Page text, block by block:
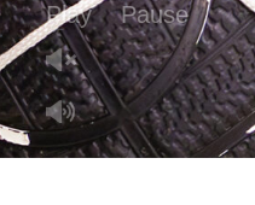
Play Pause